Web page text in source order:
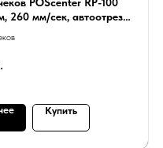
260 мм/сек, автоотрез,
Купить